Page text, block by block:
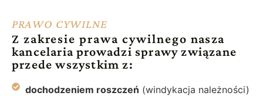
PRAWO CYWILNE
Z zakresie prawa cywilnego nasza
kancelariaprowadzi sprawy związane
przede wszystkim z:
dochodzeniem roszczeń (windykacja należności)